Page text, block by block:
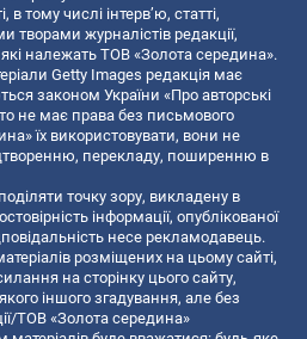
в тому числі інтерв’ю, статті,
журналістів редакції,
належать ТОВ «Золота середина».
Getty Images редакція має
законом України «Про авторські
не має права без письмового
їх використовувати, вони не
перекладу, поширенню в
точку зору, викладену в
інформації, опублікованої
несе рекламодавець.
розміщених на цьому сайті,
на сторінку цього сайту,
іншого згадування, але без
ТОВ «Золота середина»